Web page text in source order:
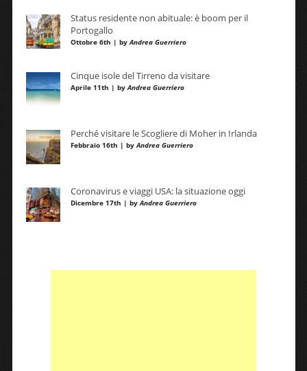
Status residente non abituale: è boom per il
Portogallo
Ottobre 6th | by Andrea Guerriero
Cinque isole del Tirreno da visitare
Aprile 11th | by Andrea Guerriero
Perché visitare le Scogliere di Moher in Irlanda
Febbraio 16th | by Andrea Guerriero
Coronavirus e viaggi USA: la situazione oggi
Dicembre 17th | by Andrea Guerriero